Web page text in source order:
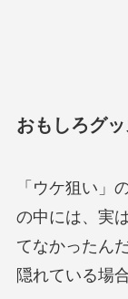
おもしろグ
「ウケ狙い」
の中には、実
てなかったん
隠れている場